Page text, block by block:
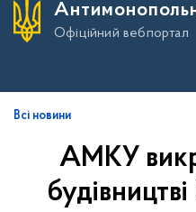
и
д
в
Офіційний вебпортал
Всі новини
АМКУ